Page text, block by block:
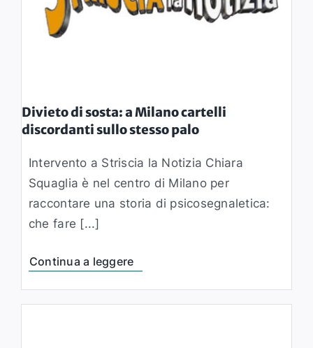
Divieto di sosta: a Milano cartelli
discordanti sullo stesso palo
Intervento a Striscia la Notizia Chiara
Squaglia è nel centro di Milano per
raccontare una storia di psicosegnaletica:
che fare [...]
Continua a leggere